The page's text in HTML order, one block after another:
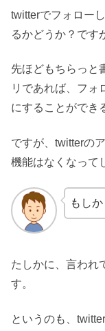
twitterでフォロー
るかどうか？です
先ほどもちらっと
リであれば、フォ
にすることができ
ですが、twitterの
機能はなくなって
もし
たしかに、言われ
す。
というのも、